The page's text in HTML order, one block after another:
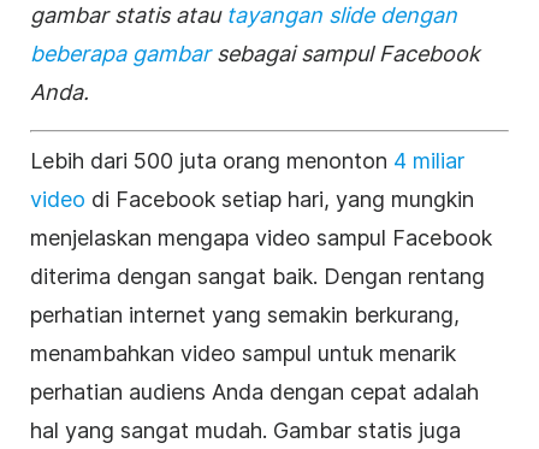
gambar statis atau tayangan slide dengan
beberapa gambarsebagai sampul Facebook
Anda.
Lebih dari 500 juta orang menonton 4 miliar
video di Facebook setiap hari, yang mungkin
menjelaskan mengapa video sampul Facebook
diterima dengan sangat baik. Dengan rentang
perhatian internet yang semakin berkurang,
menambahkan video sampul untuk menarik
perhatian audiens Anda dengan cepat adalah
hal yang sangat mudah. Gambar statis juga